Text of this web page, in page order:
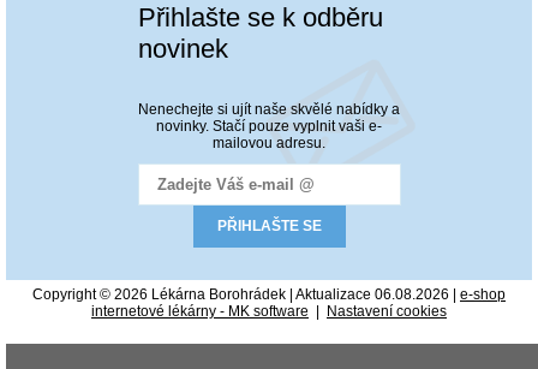
Přihlašte se k odběru
novinek
Nenechejte si ujít naše skvělé nabídky a
novinky. Stačí pouze vyplnit vaši e-
mailovou adresu.
Copyright © 2026 Lékárna Borohrádek | Aktualizace 06.08.2026 | e-shop
internetové lékárny - MK software | Nastavení cookies